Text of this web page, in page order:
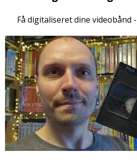
Få digitaliseret dine videobånd